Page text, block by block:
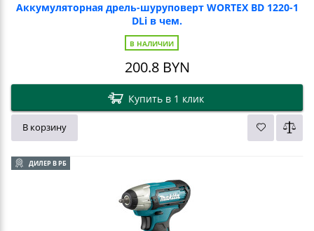
Аккумуляторная дрель-шуруповерт WORTEX BD 1220-1
DLi в чем.
В НАЛИЧИИ
200.8BYN
Купить в 1 клик
В корзину
ДИЛЕР В РБ